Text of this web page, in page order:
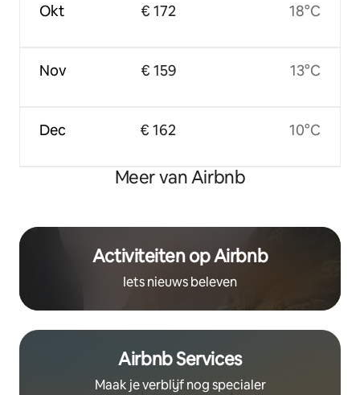
Okt
Nov
Dec
€ 172
€ 159
€ 162
18°C
13°C
10°C
Meer van Airbnb
Activiteiten op Airbnb
Iets nieuws beleven
Airbnb Services
Maak je verblijf nog specialer